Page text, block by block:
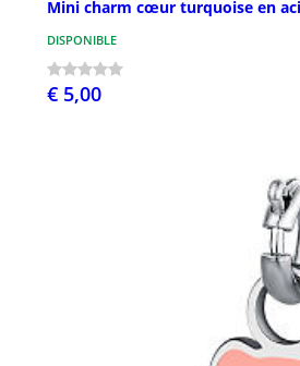
Mini charm cœur turquoise en
DISPONIBLE
€ 5,00